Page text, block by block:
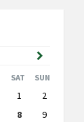
Next
Month
SAT SUN
1
2
8
9